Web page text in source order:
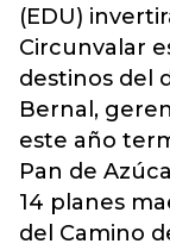
(EDU)
Circunvalar
destinos del
Bernal,
este año
Pan de
14 planes
del Camino